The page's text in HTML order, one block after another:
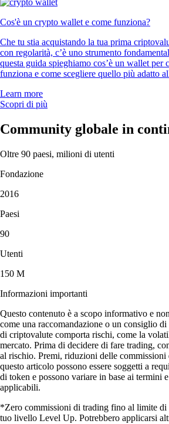
Cos'è un crypto wallet e come funziona?
Che tu stia acquistando la tua prima
con regolarità, c’è uno strumento
questa guida spieghiamo cos’è un wallet per
funziona e come scegliere quello più adatto
Learn more
Scopri di più
Community globale in
Oltre 90 paesi, milioni di utenti
Fondazione
2016
Paesi
90
Utenti
150 M
Informazioni importanti
Questo contenuto è a scopo informativo e
come una raccomandazione o un consiglio
di criptovalute comporta rischi, come la
mercato. Prima di decidere di fare trading,
al rischio. Premi, riduzioni delle
questo articolo possono essere soggetti a
di token e possono variare in base ai termini
applicabili.
*Zero commissioni di trading fino al limite di
tuo livello Level Up. Potrebbero applicarsi